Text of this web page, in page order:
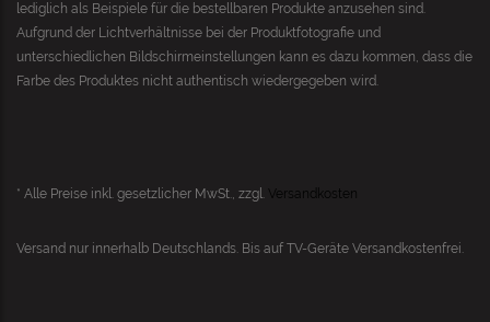
lediglich als Beispiele für die bestellbaren Produkte anzusehen sind.
Aufgrund der Lichtverhältnisse bei der Produktfotografie und
unterschiedlichen Bildschirmeinstellungen kann es dazu kommen, dass die
Farbe des Produktes nicht authentisch wiedergegeben wird.
* Alle Preise inkl. gesetzlicher MwSt., zzgl. Versandkosten
Versand nur innerhalb Deutschlands. Bis auf TV-Geräte Versandkostenfrei.